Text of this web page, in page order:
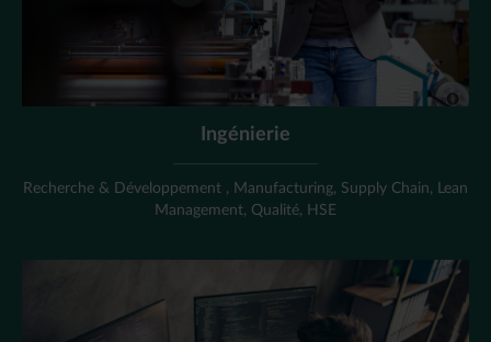
Ingénierie
Recherche & Développement , Manufacturing, Supply Chain, Lean
Management, Qualité, HSE